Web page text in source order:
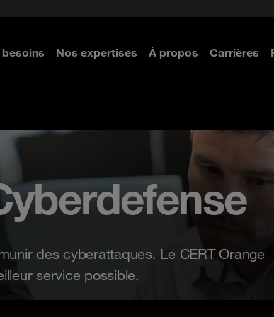
besoins Nos expertises À propos Carrières
d'experts
des cyberattaques. Le CERT Orange
service possible.